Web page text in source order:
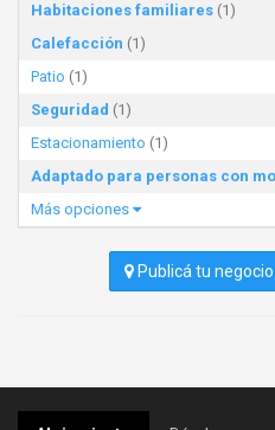
Habitaciones familiares (1)
Calefacción (1)
Patio (1)
Seguridad (1)
Estacionamiento (1)
Más opciones
Publicá tu negocio